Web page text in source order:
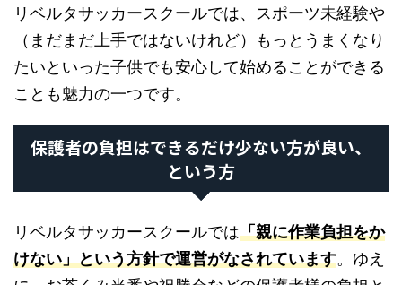
リベルタサッカースクールでは、スポーツ未経験や
（まだまだ上手ではないけれど）もっとうまくなり
たいといった子供でも安心して始めることができる
ことも魅力の一つです。
保護者の負担はできるだけ少ない方が良い、
という方
リベルタサッカースクールでは「親に作業負担をか
けない」という方針で運営がなされています。ゆえ